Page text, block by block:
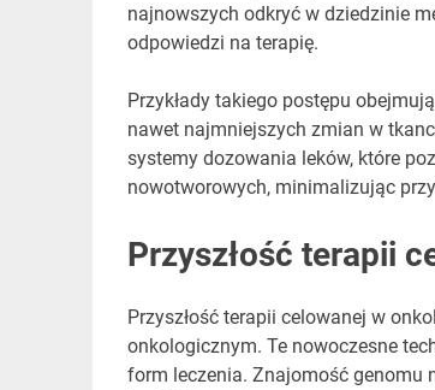
najnowszych odkryć w dziedzinie
odpowiedzi na terapię.
Przykłady takiego postępu
nawet najmniejszych zmian w
systemy dozowania leków, które
nowotworowych, minimalizując
Przyszłość terapii
Przyszłość terapii celowanej w
onkologicznym. Te nowoczesne
form leczenia. Znajomość genomu